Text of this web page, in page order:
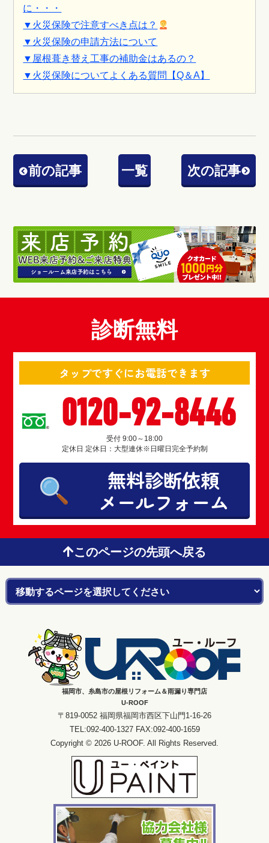
に・・・
▼火災保険で注意すべき点は？
▼火災保険の申請方法について
▼屋根葺き替え工事の補助金はあるの？
▼火災保険についてよくある質問【Q＆A】
前の記事 一覧 次の記事
診断無料
タップですぐにお電話できます
0120-92-8446
受付 9:00～18:00
定休日 定休日：大型連休※日曜日完全予約制
無料診断依頼
メールフォーム
このページの先頭へ戻る
福岡市、糸島市の屋根リフォーム＆雨漏り専門店
U-ROOF
〒819-0052 福岡県福岡市西区下山門1-16-26
TEL:092-400-1327 FAX:092-400-1659
Copyright © 2026 U-ROOF. All Rights Reserved.